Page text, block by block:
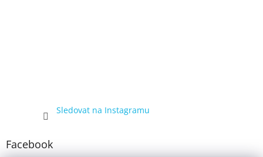
Sledovat na Instagramu
Facebook